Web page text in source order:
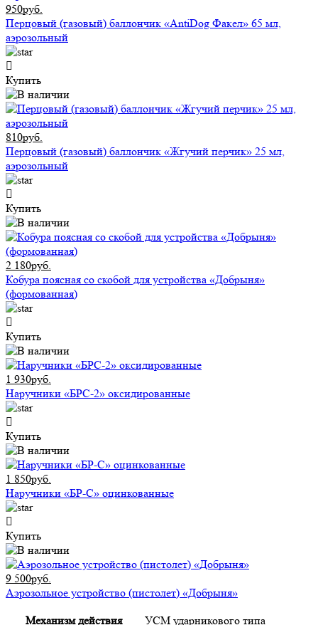
950руб.
Перцовый (газовый) баллончик «AntiDog Факел» 65 мл,
аэрозольный
Купить
810руб.
Перцовый (газовый) баллончик «Жгучий перчик» 25 мл,
аэрозольный
Купить
2 180руб.
Кобура поясная со скобой для устройства «Добрыня»
(формованная)
Купить
1 930руб.
Наручники «БРС-2» оксидированные
Купить
1 850руб.
Наручники «БР-С» оцинкованные
Купить
9 500руб.
Аэрозольное устройство (пистолет) «Добрыня»
Механизм действия УСМ ударникового типа